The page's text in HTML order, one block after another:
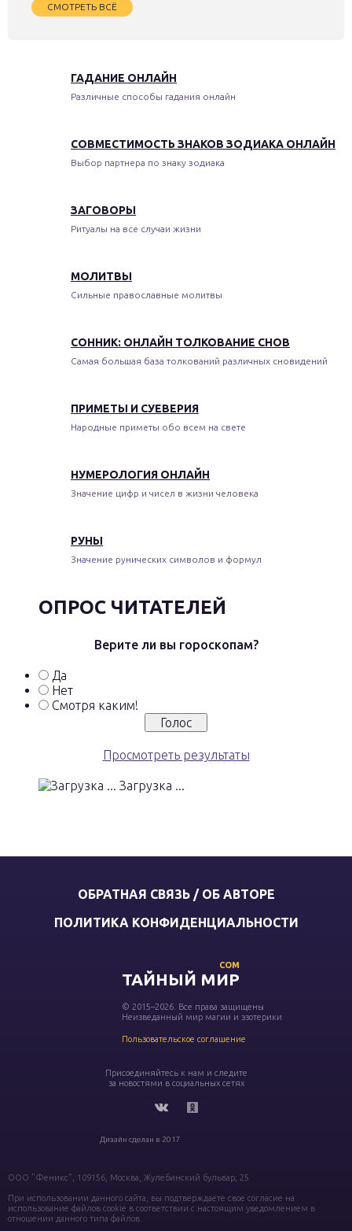
СМОТРЕТЬ ВСЁ
ГАДАНИЕ ОНЛАЙН
Различные способы гадания онлайн
СОВМЕСТИМОСТЬ ЗНАКОВ ЗОДИАКА ОНЛАЙН
Выбор партнера по знаку зодиака
ЗАГОВОРЫ
Ритуалы на все случаи жизни
МОЛИТВЫ
Сильные православные молитвы
СОННИК: ОНЛАЙН ТОЛКОВАНИЕ СНОВ
Самая большая база толкований различных сновидений
ПРИМЕТЫ И СУЕВЕРИЯ
Народные приметы обо всем на свете
НУМЕРОЛОГИЯ ОНЛАЙН
Значение цифр и чисел в жизни человека
РУНЫ
Значение рунических символов и формул
ОПРОС ЧИТАТЕЛЕЙ
Верите ли вы гороскопам?
Да
Нет
Смотря каким!
Просмотреть результаты
Загрузка ...
ОБРАТНАЯ СВЯЗЬ / ОБ АВТОРЕ
ПОЛИТИКА КОНФИДЕНЦИАЛЬНОСТИ
ТАЙНЫЙ МИР
COM
© 2015–2026. Все права защищены
Неизведанный мир магии и эзотерики
Пользовательское соглашение
Присоединяйтесь к нам и следите
за новостями в социальных сетях
Дизайн сделан в 2017
ООО "Феникс", 109156, Москва, Жулебинский бульвар, 25
При использовании данного сайта, вы подтверждаете свое согласие на
использование файлов cookie в соответствии с настоящим уведомлением в
отношении данного типа файлов.